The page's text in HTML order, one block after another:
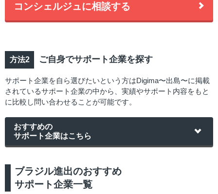
コンシェルジュに相談する
ご自身でサポート企業を探す
サポート企業を自ら選びたいという方はDigima〜出島〜に掲載
されているサポート企業の中から、実績やサポート内容をもと
に比較し問い合わせることが可能です。
おすすめの
サポート企業はこちら
ブラジル進出のおすすめ
サポート企業一覧